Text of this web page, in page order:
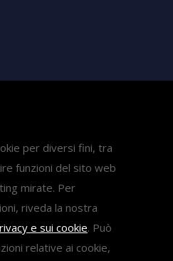
per diversi fini, tra
funzioni del sito web
mirate. Per
riveda la nostra
e sui cookie. Può
relative ai cookie,